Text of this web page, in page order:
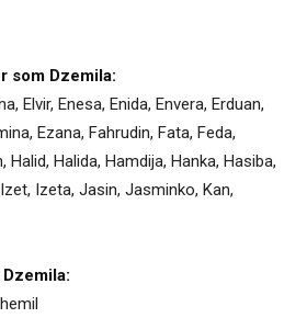
som Dzemila:
, Elvir, Enesa, Enida, Envera, Erduan,
, Ezana, Fahrudin, Fata, Feda,
, Halid, Halida, Hamdija, Hanka, Hasiba,
Izet, Izeta, Jasin, Jasminko, Kan,